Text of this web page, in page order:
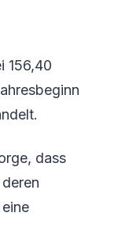
156,40
dass